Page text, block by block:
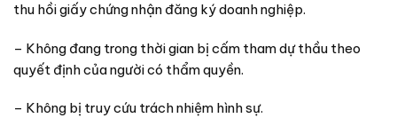
thu hồi giấy chứng nhận đăng ký doanh nghiệp.
– Không đang trong thời gian bị cấm tham dự thầu theo
quyết định của người có thẩm quyền.
– Không bị truy cứu trách nhiệm hình sự.